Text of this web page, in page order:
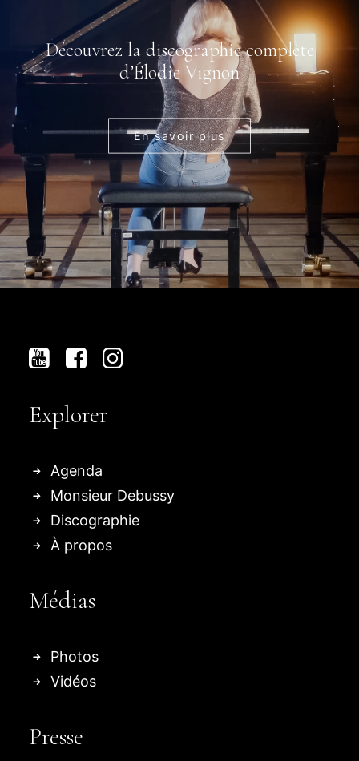
Découvrez la discographie complète
d’Élodie Vignon
En savoir plus
Explorer
Agenda
Monsieur Debussy
Discographie
À propos
Médias
Photos
Vidéos
Presse